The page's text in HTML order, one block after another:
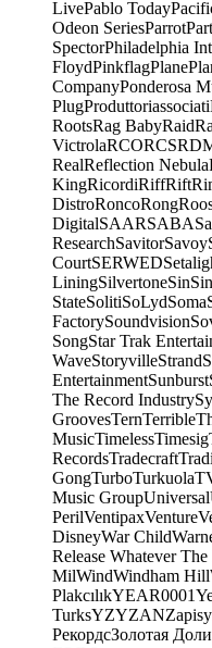
LivePablo Today
Odeon SeriesParrot
SpectorPhiladelphia
FloydPinkflagPlane
CompanyPonderosa
PlugProduttoriassociati
RootsRag BabyRaid
VictrolaRCORCS
RealReflection Nebula
KingRicordiRiffRift
DistroRoncoRong
DigitalSAARSABA
ResearchSavitorSavoy
CourtSERWED
LiningSilvertoneSin
StateSolitiSoLydSoma
FactorySoundvision
SongStar Trak
WaveStoryvilleStrand
EntertainmentSunburst
The Record Industry
GroovesTernTerrible
MusicTimelessTimesig
RecordsTradecraft
GongTurboTurkuola
Music GroupUniversal
PerilVentipaxVenture
DisneyWar Child
Release Whatever
MilWindWindham Hill
PlakcılıkYEAR0001
TurksYZYZANZapisy
РекордсЗолотая